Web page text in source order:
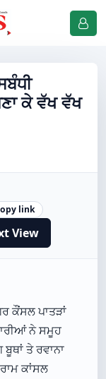
ਕੇ ਵੱਖ ਵੱਖ
link
View
ਕੌਂਸਲ ਪਾਤੜਾਂ
ਨੇ ਸਮੂਹ
ਤੇ ਰਵਾਨਾ
ਕਾਂਸਲ